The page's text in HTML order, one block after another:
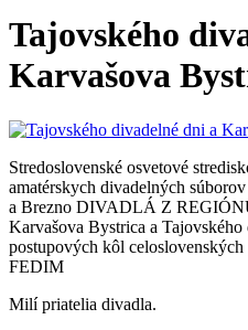
Tajovského
Karvašova
Stredoslovenské osvetové
amatérskych divadelných
a Brezno DIVADLÁ Z
Karvašova Bystrica a
postupových kôl
FEDIM
Milí priatelia divadla.